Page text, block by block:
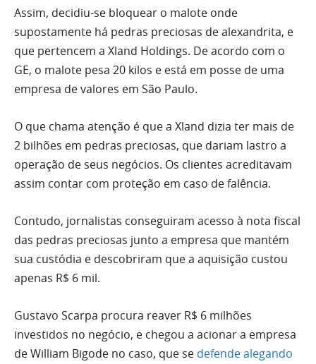
Assim, decidiu-se bloquear o malote onde
supostamente há pedras preciosas de alexandrita, e
que pertencem a Xland Holdings. De acordo com o
GE, o malote pesa 20 kilos e está em posse de uma
empresa de valores em São Paulo.
O que chama atenção é que a Xland dizia ter mais de
2 bilhões em pedras preciosas, que dariam lastro a
operação de seus negócios. Os clientes acreditavam
assim contar com proteção em caso de falência.
Contudo, jornalistas conseguiram acesso à nota fiscal
das pedras preciosas junto a empresa que mantém
sua custódia e descobriram que a aquisição custou
apenas R$ 6 mil.
Gustavo Scarpa procura reaver R$ 6 milhões
investidos no negócio, e chegou a acionar a empresa
de William Bigode no caso, que se defende alegando